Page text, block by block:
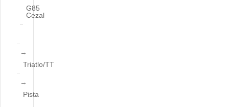
G85
Cezal
Triatlo/TT
Pista